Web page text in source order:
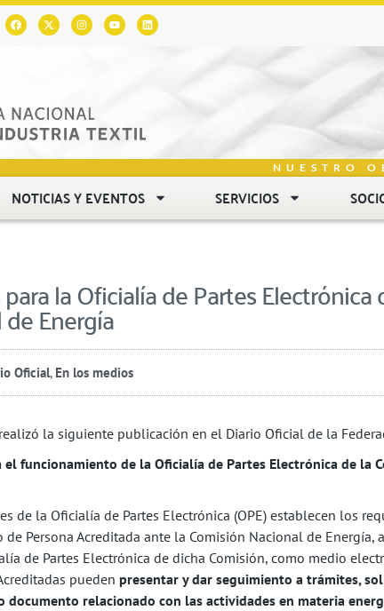
NUESTRO
NOTICIAS Y EVENTOS SERVICIOS
para la ​Oficialía de Partes Electrónica
Energía
Oficial, En los medios
realizó la siguiente publicación en el Diario Oficial de la
el funcionamiento de la Oficialía de Partes Electrónica de la
de la Oficialía de Partes Electrónica (OPE) establecen los
Persona Acreditada ante la Comisión Nacional de Energía,
de Partes Electrónica de dicha Comisión, como medio
pueden presentar y dar seguimiento a trámites,
relacionado con las actividades en materia